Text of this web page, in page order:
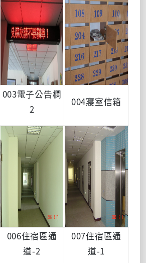
003電子公告欄
2
004寢室信箱
006住宿區通
道-2
007住宿區通
道-1